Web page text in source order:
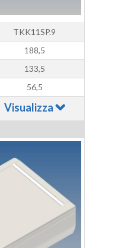
TKK11SP.9
188,5
133,5
56,5
Visualizza